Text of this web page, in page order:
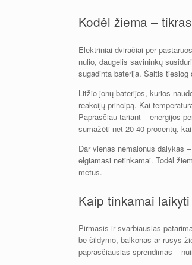
Kodėl žiema –
Elektriniai dviračiai per
nulio, daugelis savininkų
sugadinta baterija. Šaltis
Litžio jonų baterijos, kurios
reakcijų principą. Kai
Paprasčiau tariant – energijos
sumažėti net 20-40 procentų,
Dar vienas nemalonus dalykas
elgiamasi netinkamai. Todėl
metus.
Kaip tinkamai
Pirmasis ir svarbiausias
be šildymo, balkonas ar rūsys
paprasčiausias sprendimas –